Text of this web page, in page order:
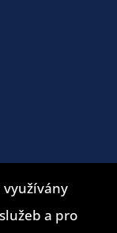
využívány
a pro